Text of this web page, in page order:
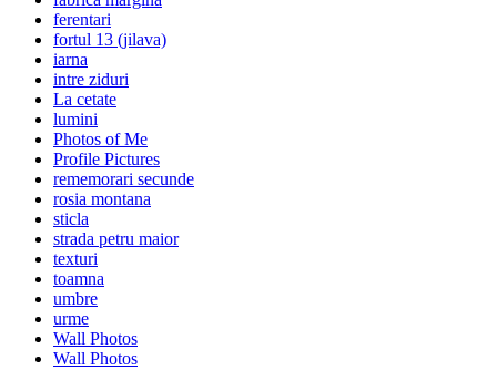
ferentari
fortul 13 (jilava)
iarna
intre ziduri
La cetate
lumini
Photos of Me
Profile Pictures
rememorari secunde
rosia montana
sticla
strada petru maior
texturi
toamna
umbre
urme
Wall Photos
Wall Photos